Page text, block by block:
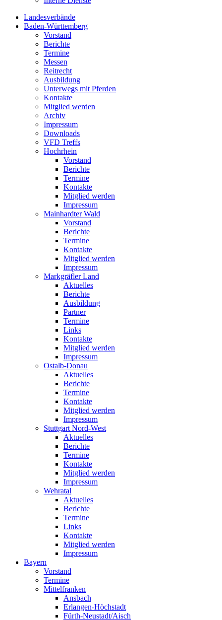
Landesverbände
Baden-Württemberg
Vorstand
Berichte
Termine
Messen
Reitrecht
Ausbildung
Unterwegs mit Pferden
Kontakte
Mitglied werden
Archiv
Impressum
Downloads
VFD Treffs
Hochrhein
Vorstand
Berichte
Termine
Kontakte
Mitglied werden
Impressum
Mainhardter Wald
Vorstand
Berichte
Termine
Kontakte
Mitglied werden
Impressum
Markgräfler Land
Aktuelles
Berichte
Ausbildung
Partner
Termine
Links
Kontakte
Mitglied werden
Impressum
Ostalb-Donau
Aktuelles
Berichte
Termine
Kontakte
Mitglied werden
Impressum
Stuttgart Nord-West
Aktuelles
Berichte
Termine
Kontakte
Mitglied werden
Impressum
Wehratal
Aktuelles
Berichte
Termine
Links
Kontakte
Mitglied werden
Impressum
Bayern
Vorstand
Termine
Mittelfranken
Ansbach
Erlangen-Höchstadt
Fürth-Neustadt/Aisch